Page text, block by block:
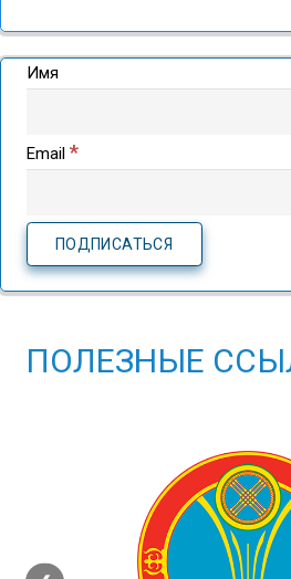
Имя
Email *
ПОЛЕЗНЫЕ